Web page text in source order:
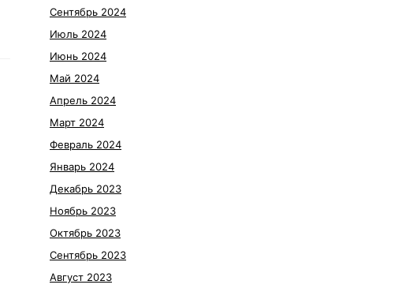
Сентябрь 2024
Июль 2024
Июнь 2024
Май 2024
Апрель 2024
Март 2024
Февраль 2024
Январь 2024
Декабрь 2023
Ноябрь 2023
Октябрь 2023
Сентябрь 2023
Август 2023